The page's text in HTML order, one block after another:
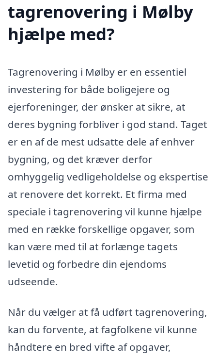
tagrenovering i Mølby
hjælpe med?
Tagrenovering i Mølby er en essentiel
investering for både boligejere og
ejerforeninger, der ønsker at sikre, at
deres bygning forbliver i god stand. Taget
er en af de mest udsatte dele af enhver
bygning, og det kræver derfor
omhyggelig vedligeholdelse og ekspertise
at renovere det korrekt. Et firma med
speciale i tagrenovering vil kunne hjælpe
med en række forskellige opgaver, som
kan være med til at forlænge tagets
levetid og forbedre din ejendoms
udseende.
Når du vælger at få udført tagrenovering,
kan du forvente, at fagfolkene vil kunne
håndtere en bred vifte af opgaver,